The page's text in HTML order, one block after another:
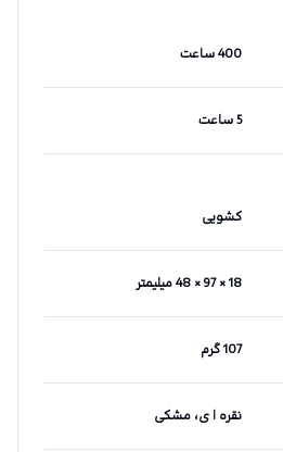
400 ساعت
5 ساعت
کشویی
18 × 97 × 48 میلیمتر
107 گرم
نقره ا ی، مشکی